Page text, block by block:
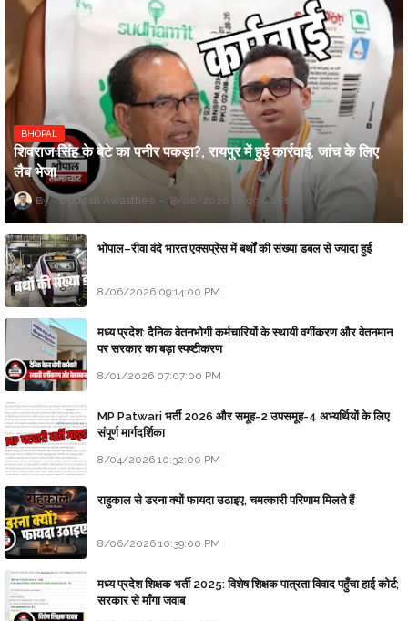
BHOPAL
शिवराज सिंह के बेटे का पनीर पकड़ा?, रायपुर में हुई कार्रवाई, जांच के लिए
लैब भेजा
Updesh Awasthee 8/06/2026 10:09:00 PM
भोपाल–रीवा वंदे भारत एक्सप्रेस में बर्थों की संख्या डबल से ज्यादा हुई
8/06/2026 09:14:00 PM
मध्य प्रदेश: दैनिक वेतनभोगी कर्मचारियों के स्थायी वर्गीकरण और वेतनमान
पर सरकार का बड़ा स्पष्टीकरण
8/01/2026 07:07:00 PM
MP Patwari भर्ती 2026 और समूह-2 उपसमूह-4 अभ्यर्थियों के लिए
संपूर्ण मार्गदर्शिका
8/04/2026 10:32:00 PM
राहुकाल से डरना क्यों फायदा उठाइए, चमत्कारी परिणाम मिलते हैं
8/06/2026 10:39:00 PM
मध्य प्रदेश शिक्षक भर्ती 2025: विशेष शिक्षक पात्रता विवाद पहुँचा हाई कोर्ट;
सरकार से माँगा जवाब